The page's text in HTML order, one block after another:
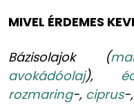
MIVEL ÉRDEMES
Bázisolajok (
avokádóolaj),
rozmaring-, ciprus-,